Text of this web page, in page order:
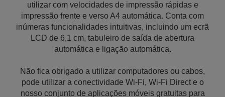
utilizar com velocidades de impressão rápidas e
impressão frente e verso A4 automática. Conta com
inúmeras funcionalidades intuitivas, incluindo um ecrã
LCD de 6,1 cm, tabuleiro de saída de abertura
automática e ligação automática.
Não fica obrigado a utilizar computadores ou cabos,
pode utilizar a conectividade Wi-Fi, Wi-Fi Direct e o
nosso conjunto de aplicações móveis gratuitas para